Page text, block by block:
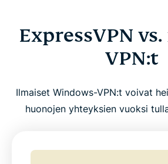
ExpressVPN
VPN:t
Ilmaiset Windows-VPN:t voivat
huonojen yhteyksien vuoksi